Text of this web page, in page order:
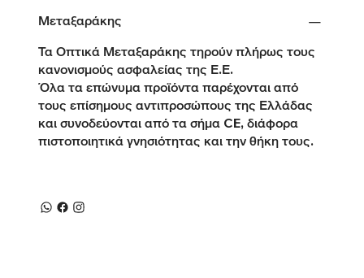
Μεταξαράκης
Τα Οπτικά Μεταξαράκης τηρούν πλήρως τους
κανονισμούς ασφαλείας της Ε.Ε.
Όλα τα επώνυμα προϊόντα παρέχονται από
τους επίσημους αντιπροσώπους της Ελλάδας
και συνοδεύονται από τα σήμα CE, διάφορα
πιστοποιητικά γνησιότητας και την θήκη τους.